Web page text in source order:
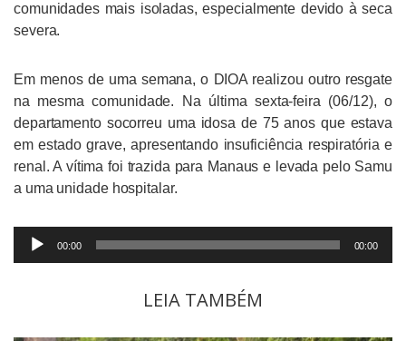
comunidades mais isoladas, especialmente devido à seca
severa.
Em menos de uma semana, o DIOA realizou outro resgate
na mesma comunidade. Na última sexta-feira (06/12), o
departamento socorreu uma idosa de 75 anos que estava
em estado grave, apresentando insuficiência respiratória e
renal. A vítima foi trazida para Manaus e levada pelo Samu
a uma unidade hospitalar.
Tocador
de
00:00 00:00
LEIA TAMBÉM